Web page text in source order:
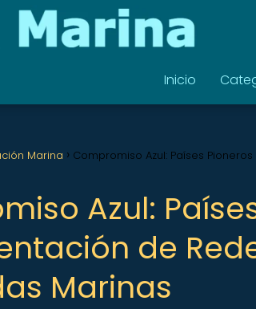
Inicio
Marina
Compromiso Azul: Países
Azul:
de
Marinas